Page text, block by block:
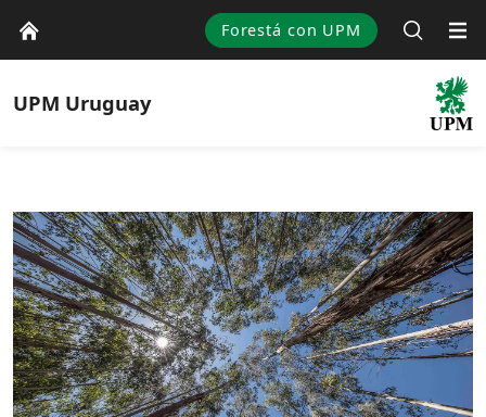
Forestá con UPM
UPM Uruguay